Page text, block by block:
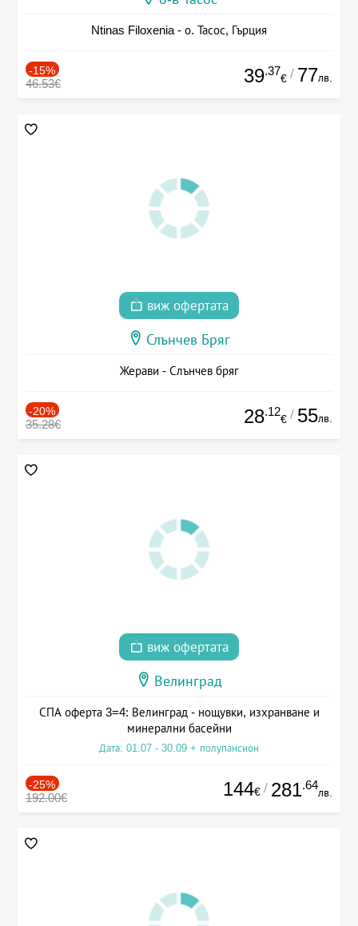
Ntinas Filoxenia - о. Тасос, Гърция
-15%
46.53€ 39.37
€ / 77лв.
виж офертата
Слънчев Бряг
Жерави - Слънчев бряг
-20%
35.28€ 28.12
€ / 55лв.
виж офертата
Велинград
СПА оферта 3=4: Велинград - нощувки, изхранване и
минерални басейни
Дата: 01.07 - 30.09 + полупансион
-25%
192.00€ 144€ / 281.64
лв.